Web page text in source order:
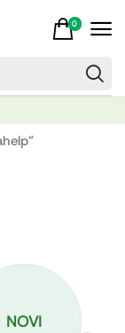
0
NOVI